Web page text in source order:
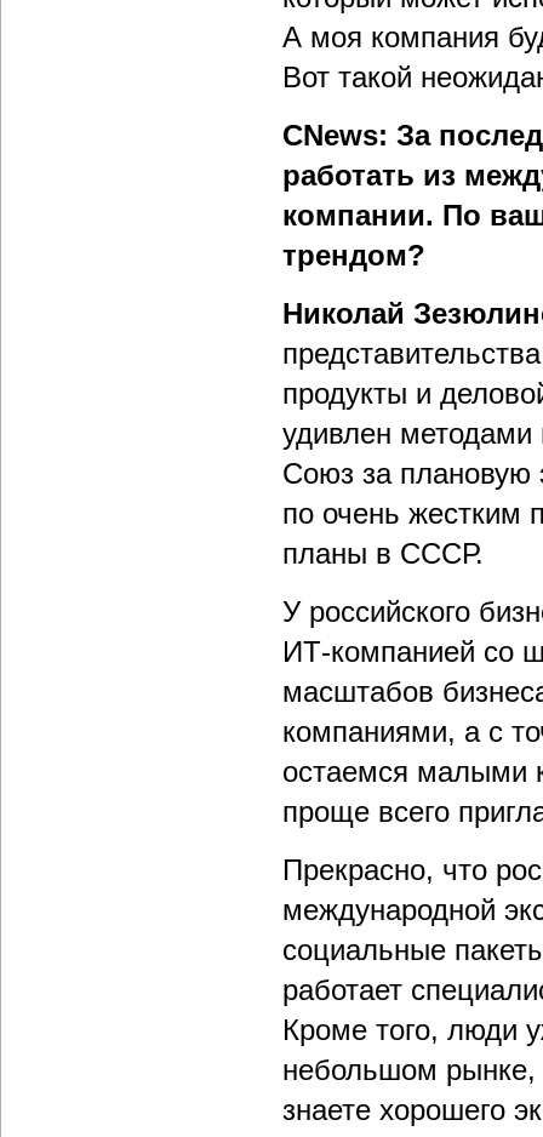
А моя компания
Вот такой
CNews: За
работать из
компании. По
трендом?
Николай
продукты и
удивлен методами
Союз за плановую
по очень жестким
планы в СССР.
У российского
ИТ-компанией со
масштабов
компаниями, а с
остаемся малыми
проще всего
Прекрасно, что
международной
социальные
работает
Кроме того, люди
небольшом рынке,
знаете хорошего